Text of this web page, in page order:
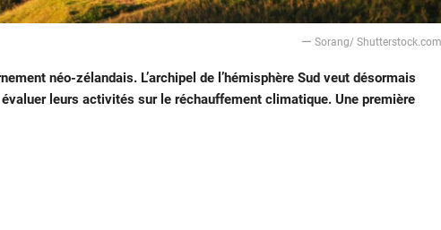
ー Sorang/ Shutterstock.com
néo-zélandais. L’archipel de l’hémisphère Sud veut désormais
leurs activités sur le réchauffement climatique. Une première